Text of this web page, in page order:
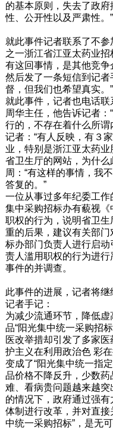
的基本原则，失去了政
性、公开性以及严肃性。”
就此事件记者联系了不
之一浙江省江亚太药业
有这回事情，是其他竞争
然后发了一条短信到记者
督，但我们也希望真实。”
就此事件，记者也电话
周华主任，他告诉记者
行的，不存在着什么所谓
记者：“有人反映，有３
业，特别是浙江亚太药
省卫生厅的网站，为什么
周：“有这样的事情，我
答复的。”
一位从事过多年纪委工
集中采购招标办有藐视
职权的行为，说明省卫
重的后果，建议有关部
标办部门负责人进行启
责人滥用职权的行为进
事件的并调查。
此事件的进展，记者将继
记者手记：
为减少流通环节，降低
品“阳光集中统一采购招
医改举措却引发了多家
护主义在利用政治色 彩
变成了“阳光集中统一指
品价格不降反升，少数
难、看病贵问题越来越
的情况下，政府通过强
体制进行改革，并对直
中统一采购招标”，是无